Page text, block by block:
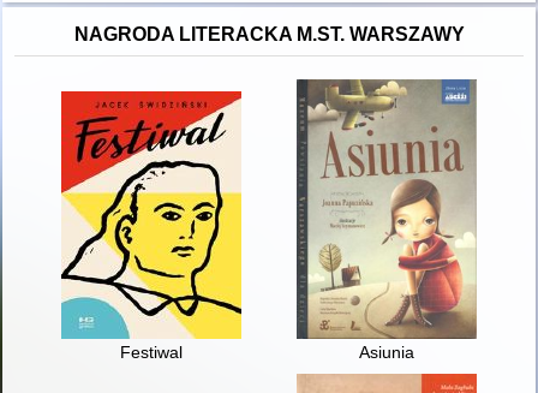
NAGRODA LITERACKA M.ST. WARSZAWY
Festiwal Asiunia